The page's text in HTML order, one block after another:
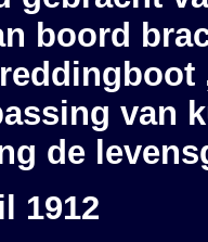
boord
van
de
1912